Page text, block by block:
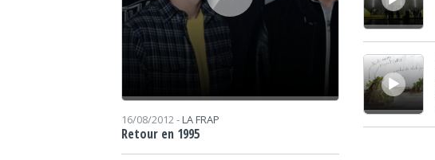
16/08/2012 - LA FRAP
Retour en 1995
Lecteur audio